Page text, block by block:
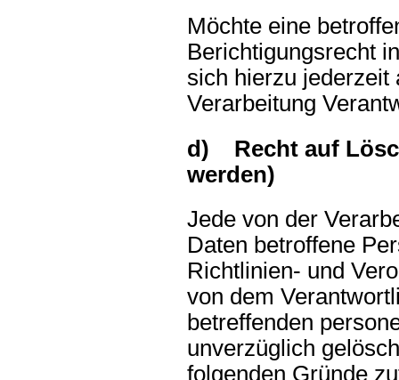
Möchte eine
Berichtigungsrecht
sich hierzu jederzeit
Verarbeitung
d) Recht auf
werden)
Jede von der
Daten betroffene
Richtlinien- und
von dem
betreffenden
unverzüglich
folgenden Gründe